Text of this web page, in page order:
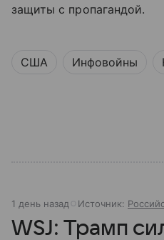
защиты с пропагандой.
США Инфовойны
1 день назад Источник:
WSJ: Трамп